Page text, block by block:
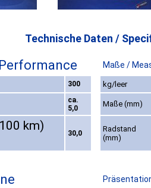
Technische Daten /
Maße /
300 kg/leer
ca.
5,0
Maße (mm)
km)
30,0
Radstand
(mm)